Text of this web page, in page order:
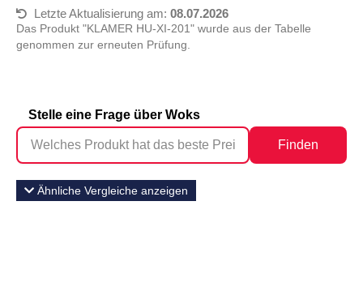
Letzte Aktualisierung am: 08.07.2026
Das Produkt "KLAMER ‎HU-XI-201" wurde aus der Tabelle
genommen zur erneuten Prüfung.
Stelle eine Frage über Woks
Finden
Ähnliche Vergleiche anzeigen